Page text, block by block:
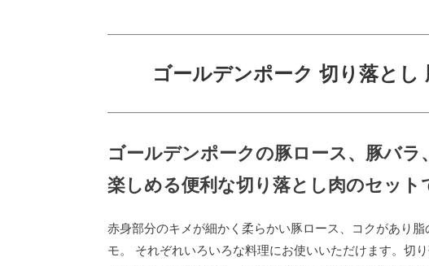
ゴールデンポーク 切り落とし
ゴールデンポークの豚ロース、豚バラ
楽しめる便利な切り落とし肉のセット
赤身部分のキメが細かく柔らかい豚ロース、コクがあり
モ。 それぞれいろいろな料理にお使いいただけます。切